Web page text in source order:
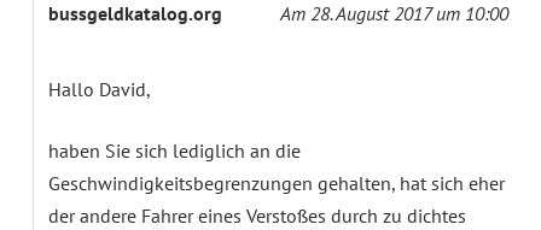
bussgeldkatalog.org Am 28. August 2017 um 10:00
Hallo David,
haben Sie sich lediglich an die
Geschwindigkeitsbegrenzungen gehalten, hat sich eher
der andere Fahrer eines Verstoßes durch zu dichtes